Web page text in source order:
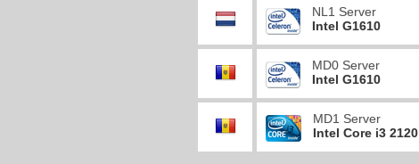
NL1 Server
Intel G1610
MD0 Server
Intel G1610
MD1 Server
Intel Core i3 2120